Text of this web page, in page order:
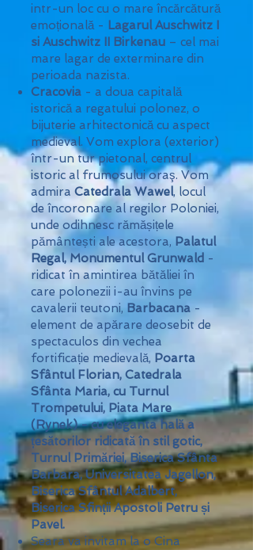
intr-un loc cu o mare încărcătură
emoțională - Lagarul Auschwitz I
si Auschwitz II Birkenau – cel mai
mare lagar de exterminare din
perioada nazista.
Cracovia - a doua capitală
istorică a regatului polonez, o
bijuterie arhitectonică cu aspect
medieval. Vom explora (exterior)
într-un tur pietonal, centrul
istoric al frumosului oraş. Vom
admira Catedrala Wawel, locul
de încoronare al regilor Poloniei,
unde odihnesc rămășițele
pământești ale acestora,Palatul
Regal, Monumentul Grunwald -
ridicat în amintirea bătăliei în
care polonezii i-au învins pe
cavalerii teutoni, Barbacana -
element de apărare deosebit de
spectaculos din vechea
fortificație medievală, Poarta
Sfântul Florian, Catedrala
Sfânta Maria, cu Turnul
Trompetului, Piata Mare
(Rynek) - cu eleganta hală a
țesătorilor ridicată în stil gotic,
Turnul Primăriei, Biserica Sfânta
Barbara, Universitatea Jagellon,
Biserica Sfântul Adalbert,
Biserica Sfinții Apostoli Petru și
Pavel.
Seara va invitam la o Cina